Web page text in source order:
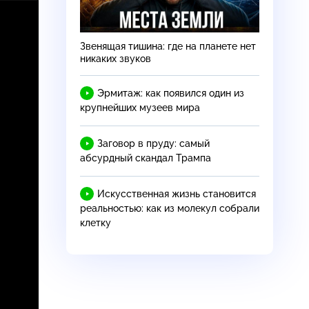
Звенящая тишина: где на планете нет
никаких звуков
Эрмитаж: как появился один из
крупнейших музеев мира
Заговор в пруду: самый
абсурдный скандал Трампа
Искусственная жизнь становится
реальностью: как из молекул собрали
клетку